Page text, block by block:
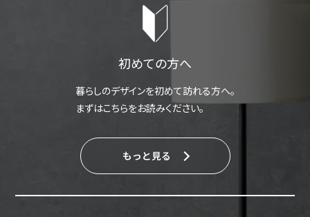
初めての方へ
暮らしのデザインを初めて訪れる方へ。
まずはこちらをお読みください。
もっと見る